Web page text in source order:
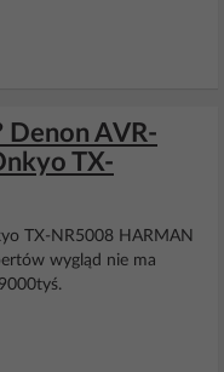
Denon AVR-
TX-
TX-NR5008 HARMAN
wygląd nie ma